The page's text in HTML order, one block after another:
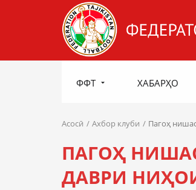
ФФТ ХАБАРҲО
Асосӣ Ахбор клуби Пагоҳ
ПАГОҲ
ДАВРИ